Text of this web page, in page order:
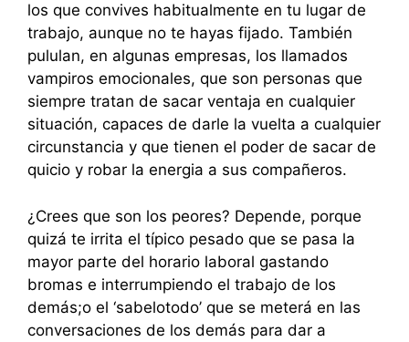
los que convives habitualmente en tu lugar de
trabajo, aunque no te hayas fijado. También
pululan, en algunas empresas, los llamados
vampiros emocionales, que son personas que
siempre tratan de sacar ventaja en cualquier
situación, capaces de darle la vuelta a cualquier
circunstancia y que tienen el poder de sacar de
quicio y robar la energia a sus compañeros.
¿Crees que son los peores? Depende, porque
quizá te irrita el típico pesado que se pasa la
mayor parte del horario laboral gastando
bromas e interrumpiendo el trabajo de los
demás;o el ‘sabelotodo’ que se meterá en las
conversaciones de los demás para dar a